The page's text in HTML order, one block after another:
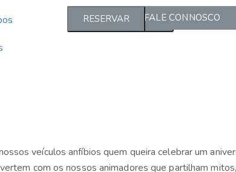
FALE CONNOSCO
GERIR RESERVAS
RESERVAR
veículos anfíbios quem queira celebrar um
com os nossos animadores que partilham